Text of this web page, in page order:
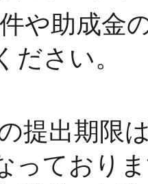
や助成金
ださい。
提出期限
っており